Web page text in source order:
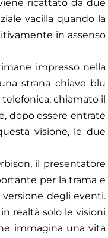
ricattato da due
vacilla quando la
in assenso
impresso nella
strana chiave blu
telefonica; chiamato il
dopo essere entrate
visione, le due
il presentatore
per la trama e
versione degli eventi.
realtà solo le visioni
immagina una vita